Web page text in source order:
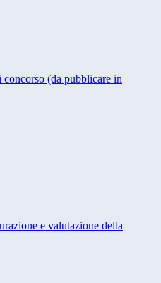
concorso (da pubblicare in
e valutazione della